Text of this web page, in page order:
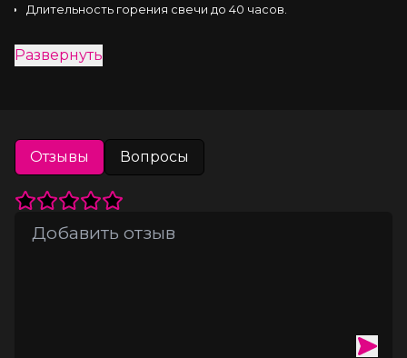
Длительность горения свечи до 40 часов.
Эта свеча из соевого воска не содержит парафина, а
значит, не содержит никаких токсичных веществ. Соевое,
содержат отдушки.
Не съедобно. Только для наружного применения.
Применение: Зажгите свечу, подождите примерно 20 минут,
чтобы получить достаточное количество растопившегося
масла для массажа. Погасите пламя, прежде чем вылить
Развернуть
Отзывы Вопросы